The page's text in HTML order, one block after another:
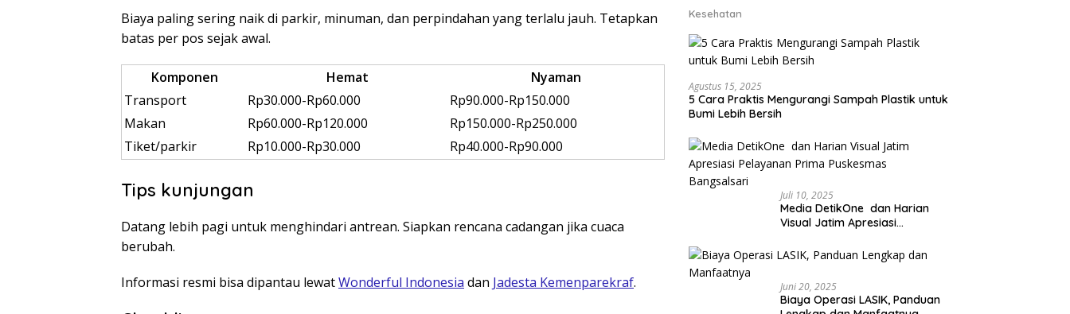
Biaya paling sering naik di parkir, minuman, dan perpindahan yang terlalu jauh. Tetapkan
batas per pos sejak awal.
Komponen Hemat
Nyaman
Transport
Rp30.000-Rp60.000
Rp90.000-Rp150.000
Makan
Rp60.000-Rp120.000
Rp150.000-Rp250.000
Tiket/parkir
Rp10.000-Rp30.000 Rp40.000-Rp90.000
Tips kunjungan
Datang lebih pagi untuk menghindari antrean. Siapkan rencana cadangan jika cuaca
berubah.
Informasi resmi bisa dipantau lewatWonderful Indonesia dan Jadesta Kemenparekraf.
Kesehatan
Agustus 15, 2025
5 Cara Praktis Mengurangi Sampah Plastik untuk
Bumi Lebih Bersih
Juli 10, 2025
Media DetikOne dan Harian
Visual Jatim Apresiasi
Bangsalsari
Juni 20, 2025
Biaya Operasi LASIK, Panduan